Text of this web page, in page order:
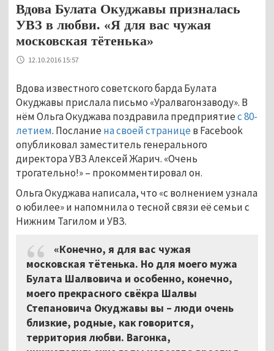
Вдова Булата Окуджавы призналась
УВЗ в любви. «Я для вас чужая
московская тётенька»
12.10.2016 15:57
Вдова известного советского барда Булата
Окуджавы прислала письмо «Уралвагонзаводу». В
нём Ольга Окуджава поздравила предприятиес 80-
летием. Послание на своей странице в Facebook
опубликовал заместитель генерального
директора УВЗ Алексей Жарич. «Очень
трогательно!»– прокомментировал он.
Ольга Окуджава написала, что «с волнением узнала
о юбилее» и напомнила о тесной связи её семьи с
Нижним Тагилом и УВЗ.
«Конечно, я для вас чужая
московская тётенька. Но для моего мужа
Булата Шалвовича и особенно, конечно,
моего прекрасного свёкра Шалвы
Степановича Окуджавы вы – люди очень
близкие, родные, как говорится,
территория любви. Вагонка,